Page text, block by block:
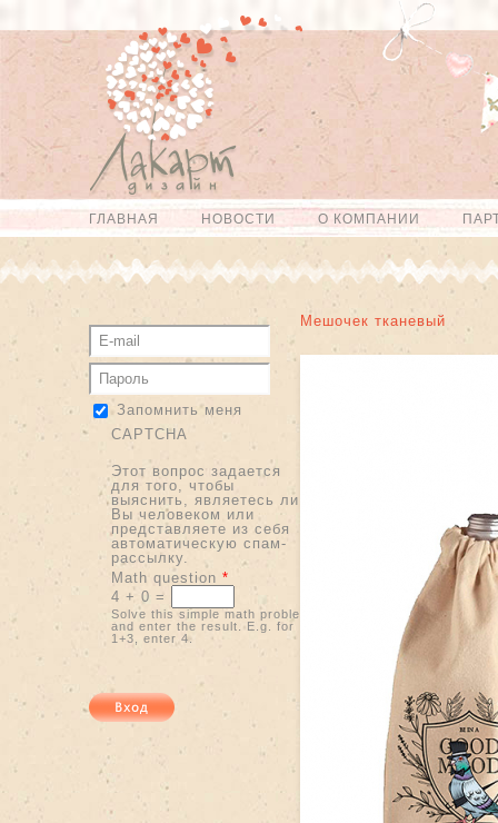
Перейти к
основному
содержанию
Skip to
navigation
Главное меню
ГЛАВНАЯ НОВОСТИ О КОМПАНИИ
Запомнить меня
CAPTCHA
Этот вопрос задается
для того, чтобы
выяснить, являетесь ли
Вы человеком или
представляете из себя
автоматическую спам-
рассылку.
Math question *
4 + 0 =
Solve this simple math problem
and enter the result. E.g. for
1+3, enter 4.
Мешочек тканевый